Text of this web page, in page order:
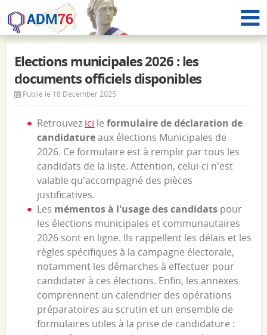
Elections municipales 2026 : les
documents officiels disponibles
Publié le 18 December 2025
Retrouvez ici leformulaire de déclaration de
candidatureaux élections Municipales de
2026. Ce formulaire est à remplir par tous les
candidats de la liste. Attention, celui-ci n'est
valable qu'accompagné des pièces
justificatives.
Les mémentos à l'usage des candidats pour
les élections municipales et communautaires
2026 sont en ligne. Ils rappellent les délais et les
règles spécifiques à la campagne électorale,
notamment les démarches à effectuer pour
candidater à ces élections. Enfin, les annexes
comprennent un calendrier des opérations
préparatoires au scrutin et un ensemble de
formulaires utiles à la prise de candidature :